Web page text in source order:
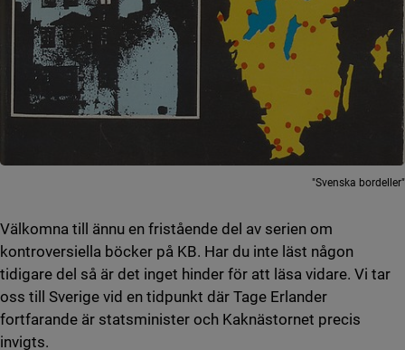
"Svenska bordeller"
Välkomna till ännu en fristående del av serien om
kontroversiella böcker på KB. Har du inte läst någon
tidigare del så är det inget hinder för att läsa vidare. Vi tar
oss till Sverige vid en tidpunkt där Tage Erlander
fortfarande är statsminister och Kaknästornet precis
invigts.